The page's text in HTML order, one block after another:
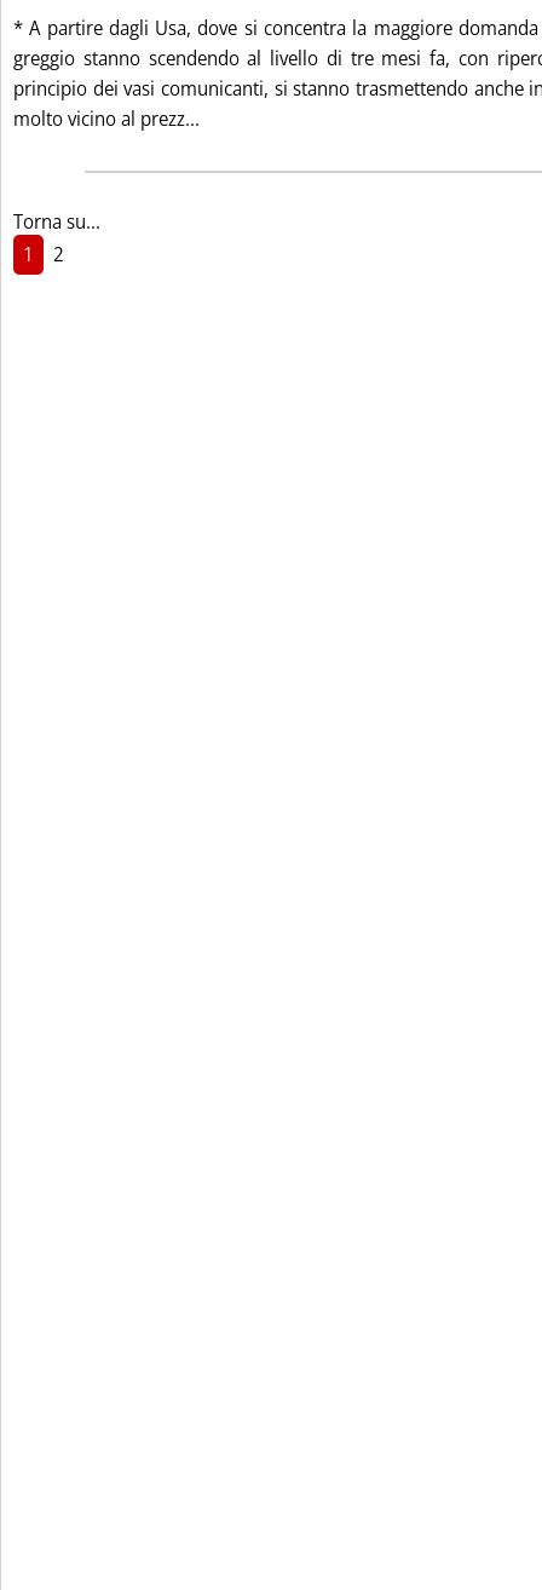
* A partire dagli Usa, dove si concentra la maggiore
greggio stanno scendendo al livello di tre mesi fa, con
principio dei vasi comunicanti, si stanno trasmettendo anche
molto vicino al prezz...
Torna su...
1
2